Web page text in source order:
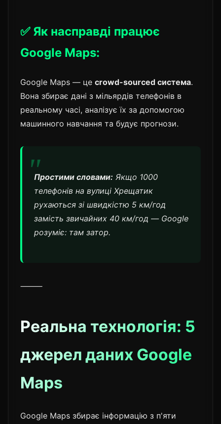
✅ Як насправді працює
Google Maps:
Google Maps — це crowd-sourced система.
Вона збирає дані з мільярдів телефонів в
реальному часі, аналізує їх за допомогою
машинного навчання та будує прогнози.
Простими словами: Якщо 1000
телефонів на вулиці Хрещатик
рухаються зі швидкістю 5 км/год
замість звичайних 40 км/год — Google
розуміє: там затор.
⸻
Реальна технологія: 5
джерел даних Google
Maps
Google Maps збирає інформацію з п'яти